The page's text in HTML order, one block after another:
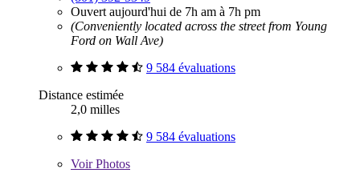
Ouvert aujourd'hui de 7h am à 7h pm
(Conveniently located across the street from Young
Ford on Wall Ave)
9 584 évaluations
Distance estimée
2,0 milles
9 584 évaluations
VoirPhotos